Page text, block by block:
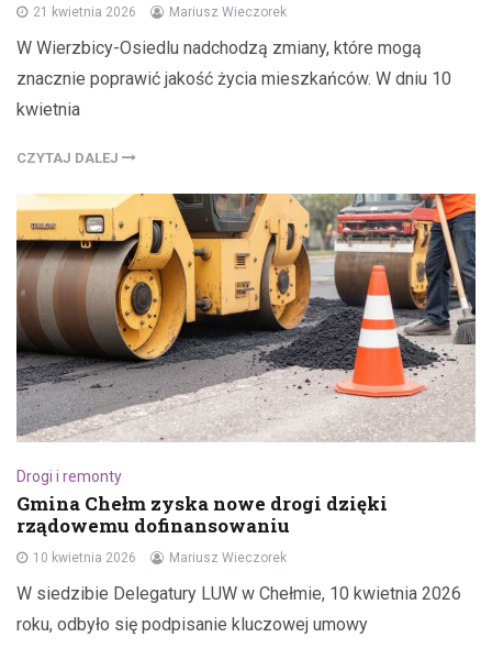
21 kwietnia 2026 Mariusz Wieczorek
W Wierzbicy-Osiedlu nadchodzą zmiany, które mogą
znacznie poprawić jakość życia mieszkańców. W dniu 10
kwietnia
CZYTAJ DALEJ
Drogi i remonty
Gmina Chełm zyska nowe drogi dzięki
rządowemu dofinansowaniu
10 kwietnia 2026 Mariusz Wieczorek
W siedzibie Delegatury LUW w Chełmie, 10 kwietnia 2026
roku, odbyło się podpisanie kluczowej umowy